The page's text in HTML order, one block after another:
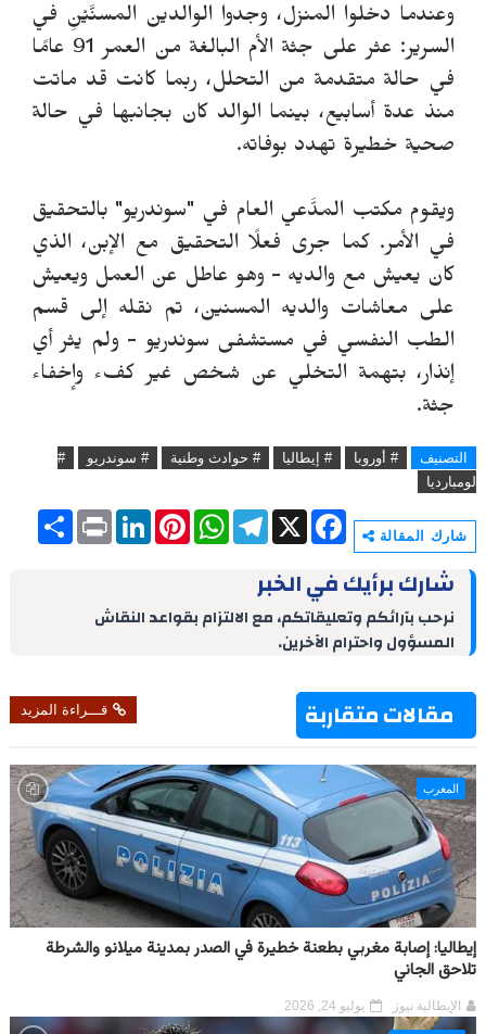
وعندما دخلوا المنزل، وجدوا الوالدين المسنَّيْنِ في
السرير: عثر على جثة الأم البالغة من العمر 91 عامًا
في حالة متقدمة من التحلل، ربما كانت قد ماتت
منذ عدة أسابيع، بينما الوالد كان بجانبها في حالة
صحية خطيرة تهدد بوفاته.
ويقوم مكتب المدَّعي العام في "سوندريو" بالتحقيق
في الأمر. كما جرى فعلًا التحقيق مع الإبن، الذي
كان يعيش مع والديه - وهو عاطل عن العمل ويعيش
على معاشات والديه المسنين، تم نقله إلى قسم
الطب النفسي في مستشفى سوندريو - ولم يثر أي
إنذار، بتهمة التخلي عن شخص غير كفء وإخفاء
جثة.
التصنيف # أوروبا # إيطاليا # حوادث وطنية # سوندريو
#
لومبارديا
شارك المقالة
S
h
P
r
L
I
P
e
W
h
p
T
e
g
a
X
F
a
b
o
k
شارك برأيك في الخبر
نرحب بآرائكم وتعليقاتكم، مع الالتزام بقواعد النقاش
المسؤول واحترام الآخرين.
مقالات متقاربة قـــراءة المزيد
المغرب
إيطاليا: إصابة مغربي بطعنة خطيرة في الصدر بمدينة ميلانو والشرطة
تلاحق الجاني
الإيطالية نيوز يوليو 24, 2026